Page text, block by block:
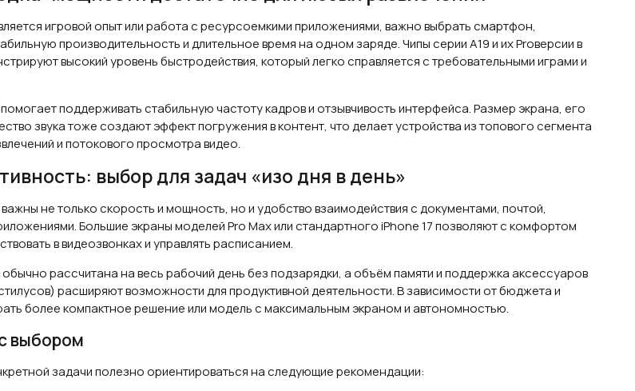
игровой опыт или работа с ресурсоемкими приложениями, важно выбрать смартфон,
производительность и длительное время на одном заряде. Чипы серии A19 и их Proверсии в
высокий уровень быстродействия, который легко справляется с требовательными играми и
поддерживать стабильную частоту кадров и отзывчивость интерфейса. Размер экрана, его
звука тоже создают эффект погружения в контент, что делает устройства из топового сегмента
и потокового просмотра видео.
выбор для задач «изо дня в день»
не только скорость и мощность, но и удобство взаимодействия с документами, почтой,
Большие экраны моделей Pro Max или стандартного iPhone 17 позволяют с комфортом
в видеозвонках и управлять расписанием.
обычно рассчитана на весь рабочий день без подзарядки, а объём памяти и поддержка аксессуаров
расширяют возможности для продуктивной деятельности. В зависимости от бюджета и
более компактное решение или модель с максимальным экраном и автономностью.
выбором
задачи полезно ориентироваться на следующие рекомендации: